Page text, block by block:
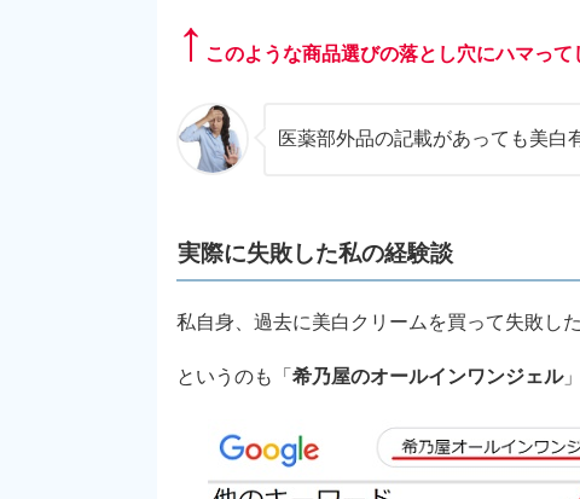
↑ このような商品選びの落とし穴にハマって
医薬部外品の記載があっても美白
実際に失敗した私の経験談
私自身、過去に美白クリームを買って失敗し
というのも「 希乃屋のオールインワンジェル